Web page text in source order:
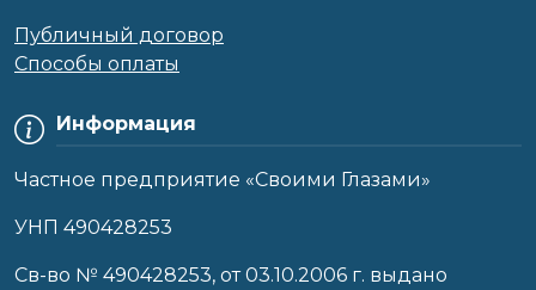
Информация
Частное предприятие «Своими Глазами»
УНП 490428253
Cв-во № 490428253, от 03.10.2006 г. выдано
Публичный договор
Способы оплаты